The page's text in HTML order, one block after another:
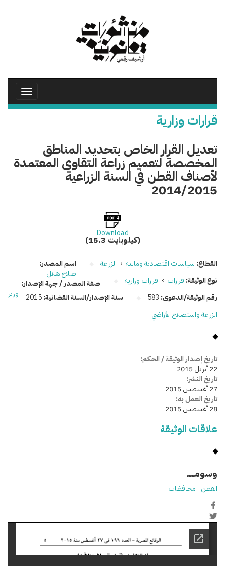
Toggle
قرارات وزارية
تعديل القرار الخاص بتحديد المناطق
المخصصة لتعميم زراعة التقاوى المعتمدة
لأصناف القطن في السنة الزراعية
2014/2015
Download
(15.3 كيلوبايت)
القطاع: سياسات اقتصادية ومالية › الزراعة
نوع الوثيقة: قرارات › قرارات وزارية
رقم الوثيقة/الدعوى: 583 سنة الإصدار/السنة القضائية:2015
اسم المصدر:
صلاح هلال
صفة المصدر / جهة الإصدار:
وزير
الزراعة واستصلاح الأراضي
تاريخ إصدار الوثيقة / الحكم:
22 أبريل 2015
تاريخ النشر:
27 أغسطس 2015
تاريخ العمل به:
28 أغسطس 2015
علاقات الوثيقة
وسومـــــ
القطن محافظات